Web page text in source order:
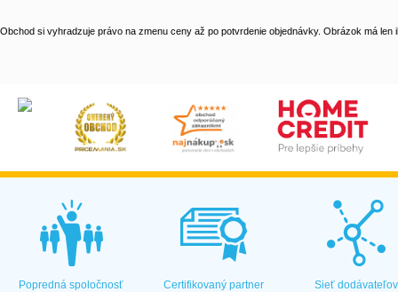
Obchod si vyhradzuje právo na zmenu ceny až po potvrdenie objednávky. Obrázok má len
Popredná spoločnosť Certifikovaný partner Sieť dodávateľov